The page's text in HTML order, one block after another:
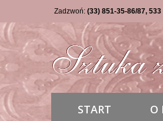
Zadzwoń: (33) 851-35-86/87,
START O